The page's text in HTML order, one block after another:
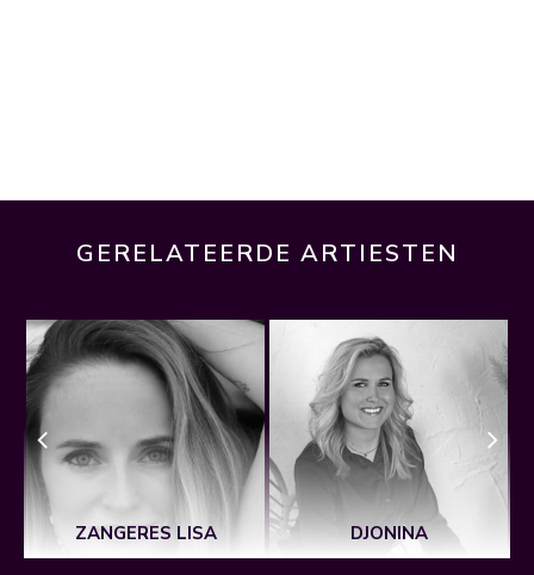
GERELATEERDE ARTIESTEN
ZANGERES LISA DJONINA